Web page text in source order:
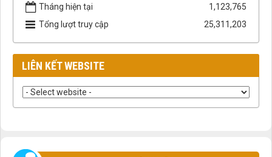
Tháng hiện tại
1,123,765
Tổng lượt truy cập
25,311,203
LIÊN KẾT WEBSITE